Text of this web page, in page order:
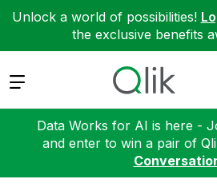
Unlock a world of possibilities!
the exclusive benefits
Expand
Data Works for AI is here -
and enter to win a pair of